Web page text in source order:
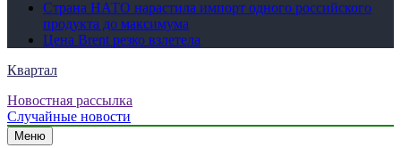
Страна НАТО нарастила импорт одного российского
продукта до максимума
Цена Brent резко взлетела
Квартал
Новостная рассылка
Случайные новости
Меню